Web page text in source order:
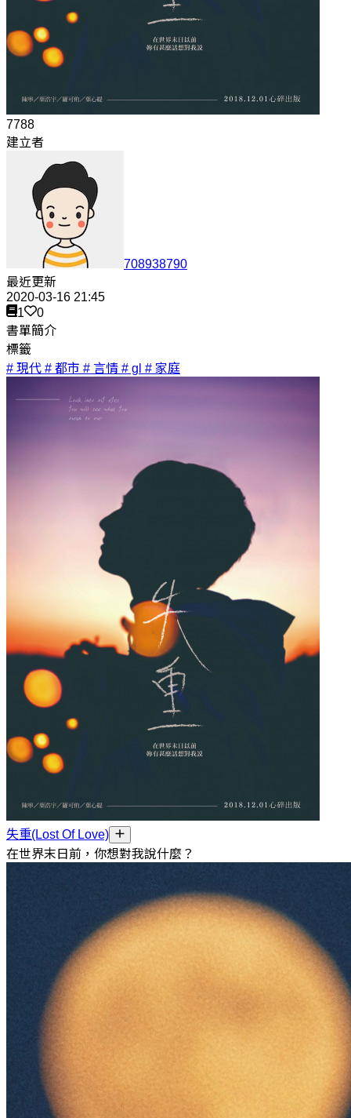
7788
建立者
708938790
最近更新
2020-03-16 21:45
1
0
書單簡介
標籤
# 現代 # 都市 # 言情 # gl # 家庭
失重(Lost Of Love)
在世界末日前，你想對我說什麼？